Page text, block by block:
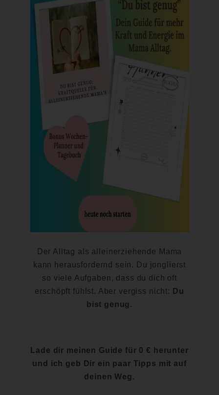
Der Alltag als alleinerziehende Mama
kann herausfordernd sein. Du jonglierst
so viele Aufgaben, dass du dich oft
erschöpft fühlst. Aber vergiss nicht:
Du
bist genug.
Lade dir meinen Guide für 0 € herunter
und ich geb Dir ein paar Tipps mit auf
deinen Weg.